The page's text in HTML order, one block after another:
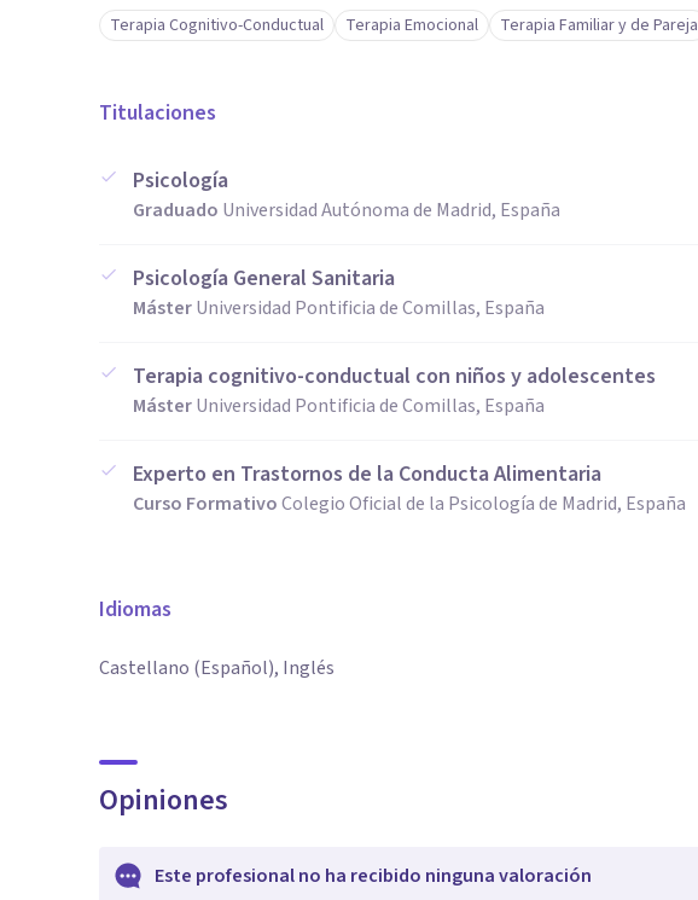
Terapia Cognitivo-Conductual Terapia Emocional Terapia Familiar y de Pareja
Titulaciones
Psicología
Graduado Universidad Autónoma de Madrid, España
Psicología General Sanitaria
MásterUniversidad Pontificia de Comillas, España
Terapia cognitivo-conductual con niños y adolescentes
MásterUniversidad Pontificia de Comillas, España
Experto en Trastornos de la Conducta Alimentaria
Curso FormativoColegio Oficial de la Psicología de Madrid, España
Idiomas
Castellano (Español), Inglés
Opiniones
Este profesional no ha recibido ninguna valoración